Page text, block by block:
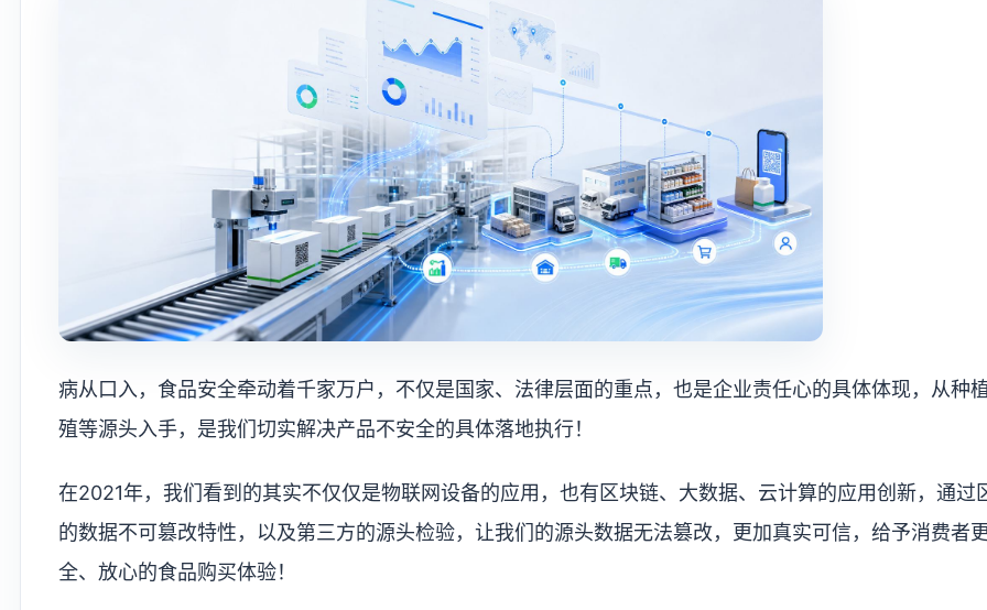
病从口入，食品安全牵动着千家万户，不仅是国家、法律层面的重点，也是企业责任心的具体体现，从种
殖等源头入手，是我们切实解决产品不安全的具体落地执行！
在2021年，我们看到的其实不仅仅是物联网设备的应用，也有区块链、大数据、云计算的应用创新，通过
的数据不可篡改特性，以及第三方的源头检验，让我们的源头数据无法篡改，更加真实可信，给予消费者
全、放心的食品购买体验！